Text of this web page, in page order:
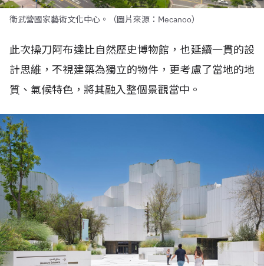
衛武營國家藝術文化中心。（圖片來源：Mecanoo）
此次操刀阿布達比自然歷史博物館，也延續一貫的設
計思維，不視建築為獨立的物件，更考慮了當地的地
質、氣候特色，將其融入整個景觀當中。